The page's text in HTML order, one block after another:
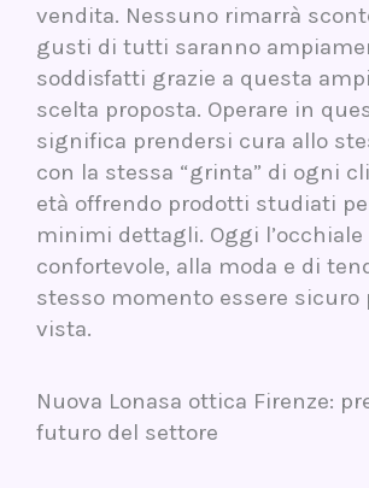
vendita. Nessuno rimarrà
gusti di tutti saranno
soddisfatti grazie a questa
scelta proposta. Operare in
significa prendersi cura allo
con la stessa “grinta” di ogni
età offrendo prodotti studiati
minimi dettagli. Oggi l’occhiale
confortevole, alla moda e di
stesso momento essere sicuro
vista.
Nuova Lonasa ottica Firenze:
futuro del settore